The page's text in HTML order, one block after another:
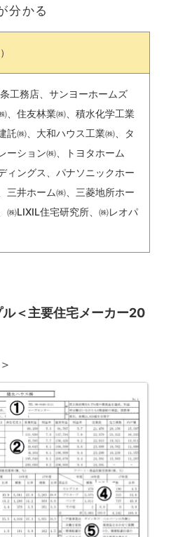
分かる
工務店、サンヨーホームズ
、住友林業㈱、積水化学工業
託㈱、大和ハウス工業㈱、タ
ーション㈱、トヨタホーム
ィングス、パナソニックホー
三井ホーム㈱、三菱地所ホー
㈱LIXIL住宅研究所、㈱レオパ
＜主要住宅メーカー20